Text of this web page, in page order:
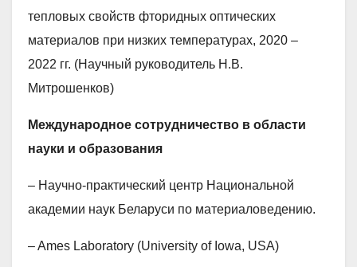
тепловых свойств фторидных оптических
материалов при низких температурах, 2020 –
2022 гг. (Научный руководитель Н.В.
Митрошенков)
Международное сотрудничество в области
науки и образования
– Научно-практический центр Национальной
академии наук Беларуси по материаловедению.
– Ames Laboratory (University of Iowa, USA)